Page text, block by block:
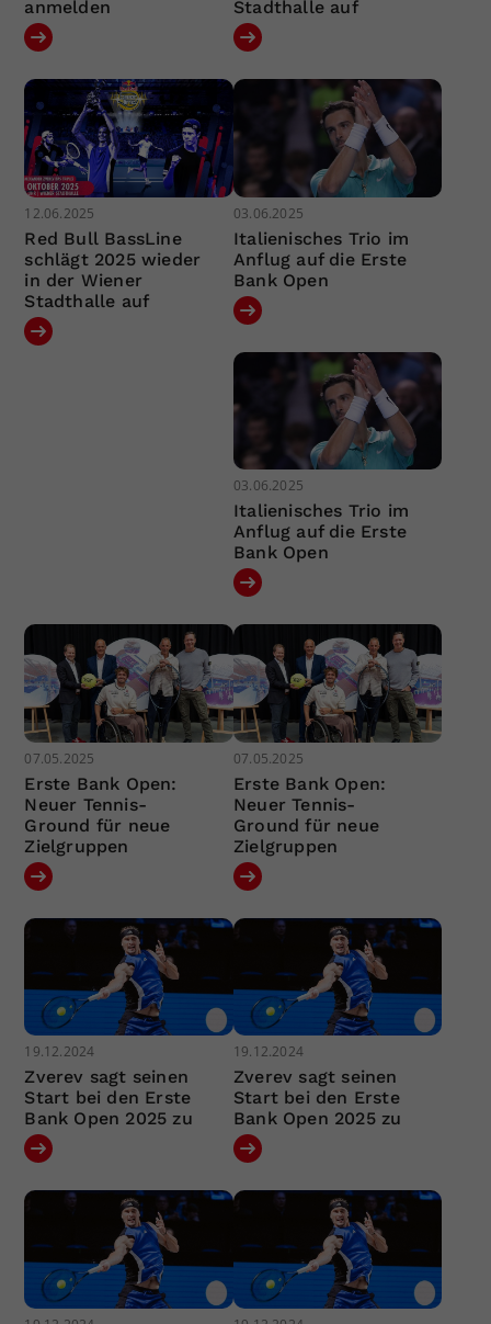
anmelden
Stadthalle auf
12.06.2025
Red Bull BassLine
schlägt 2025 wieder
in der Wiener
Stadthalle auf
03.06.2025
Italienisches Trio im
Anflug auf die Erste
Bank Open
03.06.2025
Italienisches Trio im
Anflug auf die Erste
Bank Open
07.05.2025
Erste Bank Open:
Neuer Tennis-
Ground für neue
Zielgruppen
07.05.2025
Erste Bank Open:
Neuer Tennis-
Ground für neue
Zielgruppen
19.12.2024
Zverev sagt seinen
Start bei den Erste
Bank Open 2025 zu
19.12.2024
Zverev sagt seinen
Start bei den Erste
Bank Open 2025 zu